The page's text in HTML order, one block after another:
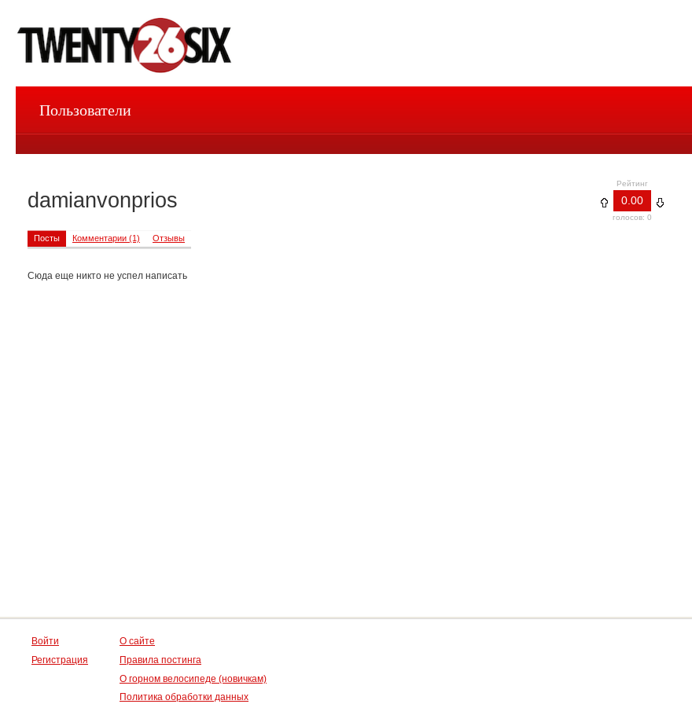
Пользователи
Рейтинг
0.00
голосов: 0
damianvonprios
Посты Комментарии (1) Отзывы
Сюда еще никто не успел написать
Войти
Регистрация
О сайте
Правила постинга
О горном велосипеде (новичкам)
Политика обработки данных